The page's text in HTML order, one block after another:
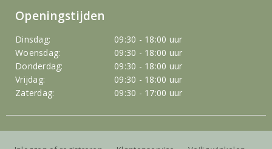
Openingstijden
Dinsdag:
09:30 - 18:00 uur
Woensdag:
09:30 - 18:00 uur
Donderdag:
09:30 - 18:00 uur
Vrijdag:
09:30 - 18:00 uur
Zaterdag:
09:30 - 17:00 uur